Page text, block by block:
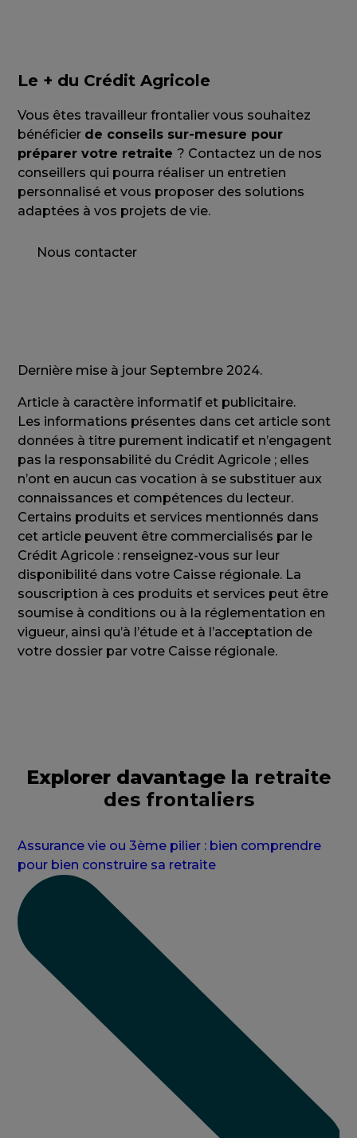
Le + du Crédit Agricole
Vous êtes travailleur frontalier vous souhaitez
bénéficier de conseils sur-mesure pour
préparer votre retraite ? Contactez un de nos
conseillers qui pourra réaliser un entretien
personnalisé et vous proposer des solutions
adaptées à vos projets de vie.
Nous contacter
Dernière mise à jour Septembre 2024.
Article à caractère informatif et publicitaire.
Les informations présentes dans cet article sont
données à titre purement indicatif et n’engagent
pas la responsabilité du Crédit Agricole ; elles
n’ont en aucun cas vocation à se substituer aux
connaissances et compétences du lecteur.
Certains produits et services mentionnés dans
cet article peuvent être commercialisés par le
Crédit Agricole : renseignez-vous sur leur
disponibilité dans votre Caisse régionale. La
souscription à ces produits et services peut être
soumise à conditions ou à la réglementation en
vigueur, ainsi qu’à l’étude et à l’acceptation de
votre dossier par votre Caisse régionale.
Explorer davantage la retraite
des frontaliers
Assurance vie ou 3ème pilier : bien comprendre
pour bien construire sa retraite